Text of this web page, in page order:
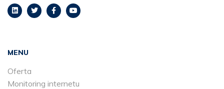
MENU
Oferta
Monitoring internetu